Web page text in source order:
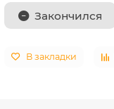
Закончился
В закладки